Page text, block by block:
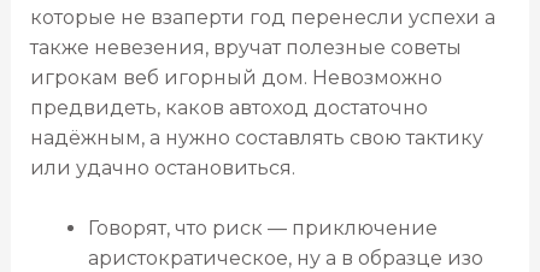
которые не взаперти год перенесли успехи а
также невезения, вручат полезные советы
игрокам веб игорный дом. Невозможно
предвидеть, каков автоход достаточно
надёжным, а нужно составлять свою тактику
или удачно остановиться.
Говорят, что риск — приключение
аристократическое, ну а в образце изо